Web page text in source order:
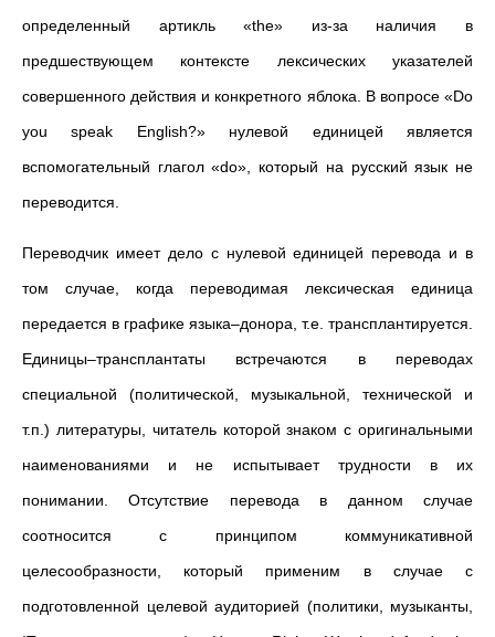
определенный артикль «the» из-за наличия в
предшествующем контексте лексических указателей
совершенного действия и конкретного яблока. В вопросе «Do
you speak English?» нулевой единицей является
вспомогательный глагол «do», который на русский язык не
переводится.
Переводчик имеет дело с нулевой единицей перевода и в
том случае, когда переводимая лексическая единица
передается в графике языка–донора, т.е. трансплантируется.
Единицы–трансплантаты встречаются в переводах
специальной (политической, музыкальной, технической и
т.п.) литературы, читатель которой знаком с оригинальными
наименованиями и не испытывает трудности в их
понимании. Отсутствие перевода в данном случае
соотносится с принципом коммуникативной
целесообразности, который применим в случае с
подготовленной целевой аудиторией (политики, музыканты,